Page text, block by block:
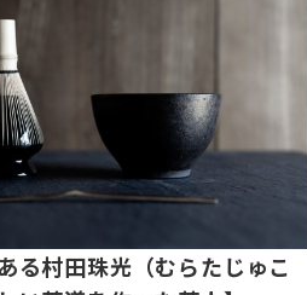
る村田珠光（むらたじゅこ